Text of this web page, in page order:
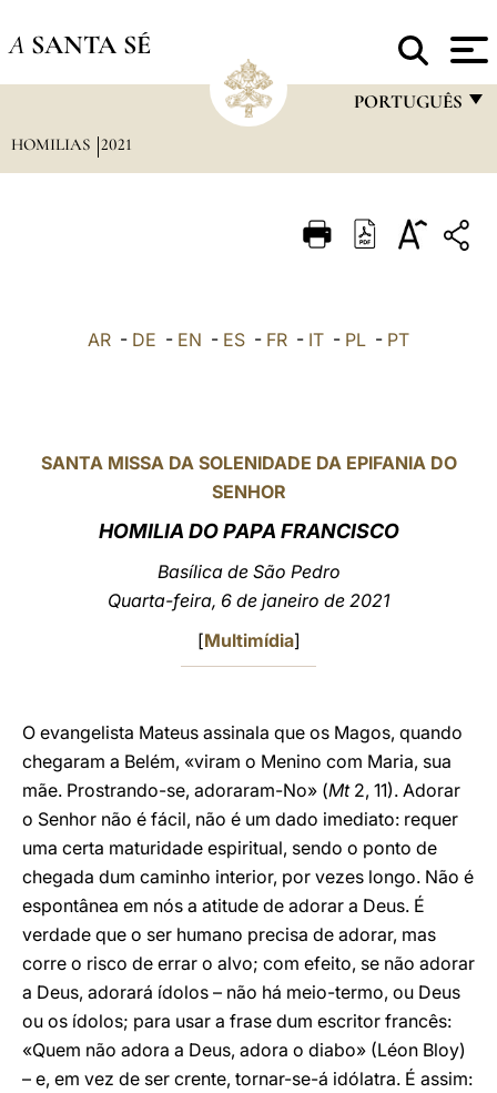
A SANTA SÉ
PORTUGUÊS
ITALIANO
LATINE
HOMILIAS 2021
AR - DE - EN - ES - FR - IT - PL - PT
SANTA MISSA DA SOLENIDADE DA EPIFANIA DO
SENHOR
HOMILIA DO PAPA FRANCISCO
Basílica de São Pedro
Quarta-feira, 6 de janeiro de 2021
[Multimídia]
O evangelista Mateus assinala que os Magos, quando
chegaram a Belém, «viram o Menino com Maria, sua
mãe. Prostrando-se, adoraram-No» (Mt2, 11). Adorar
o Senhor não é fácil, não é um dado imediato: requer
uma certa maturidade espiritual, sendo o ponto de
chegada dum caminho interior, por vezes longo. Não é
espontânea em nós a atitude de adorar a Deus. É
verdade que o ser humano precisa de adorar, mas
corre o risco de errar o alvo; com efeito, se não adorar
a Deus, adorará ídolos – não há meio-termo, ou Deus
ou os ídolos; para usar a frase dum escritor francês:
«Quem não adora a Deus, adora o diabo» (Léon Bloy)
– e, em vez de ser crente, tornar-se-á idólatra. É assim: